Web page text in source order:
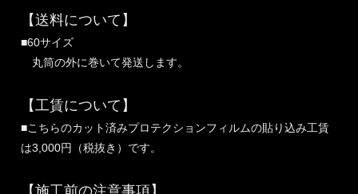
【送料について】
■60サイズ
丸筒の外に巻いて発送します。
【工賃について】
■こちらのカット済みプロテクションフィルムの貼り込み工賃
は3,000円（税抜き）です。